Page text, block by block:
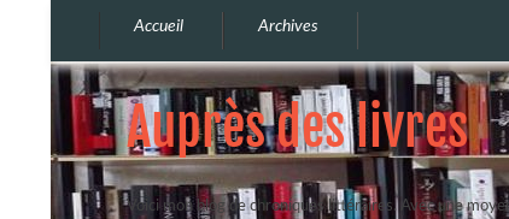
Accueil Archives
Auprès des livres
Voici mon blog de chroniques littéraires. Avec une